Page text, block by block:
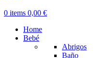
0 items 0,00 €
Home
Bebé
Abrigos
Baño